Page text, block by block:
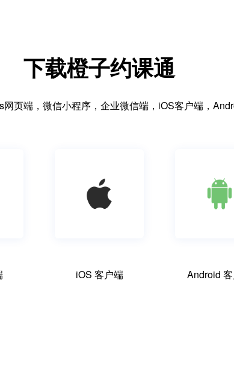
下载橙子约课通
网页端，微信小程序，企业微信端，iOS客户端，
iOS 客户端 Android